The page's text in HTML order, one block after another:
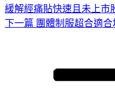
緩解經痛貼快速且未上市
下
下一篇 團體制服超合適